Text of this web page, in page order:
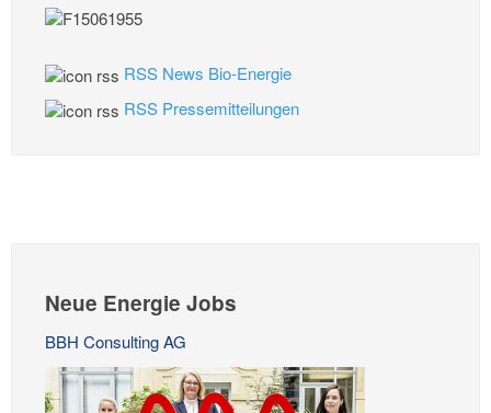
RSS News Bio-Energie
RSS Pressemitteilungen
Neue Energie Jobs
BBH Consulting AG